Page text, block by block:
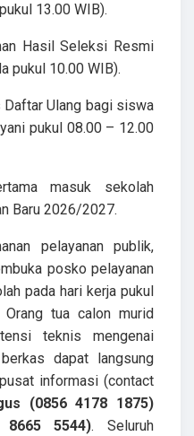
13.00 WIB).
Hasil Seleksi Resmi
pukul 10.00 WIB).
Daftar Ulang bagi siswa
pukul 08.00 – 12.00
masuk sekolah
Baru 2026/2027.
pelayanan publik,
posko pelayanan
pada hari kerja pukul
tua calon murid
teknis mengenai
dapat langsung
informasi (contact
(0856 4178 1875)
5544). Seluruh